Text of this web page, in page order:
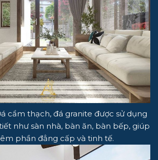
cẩm thạch, đá granite được sử dụng
như sàn nhà, bàn ăn, bàn bếp, giúp
phần đẳng cấp và tinh tế.